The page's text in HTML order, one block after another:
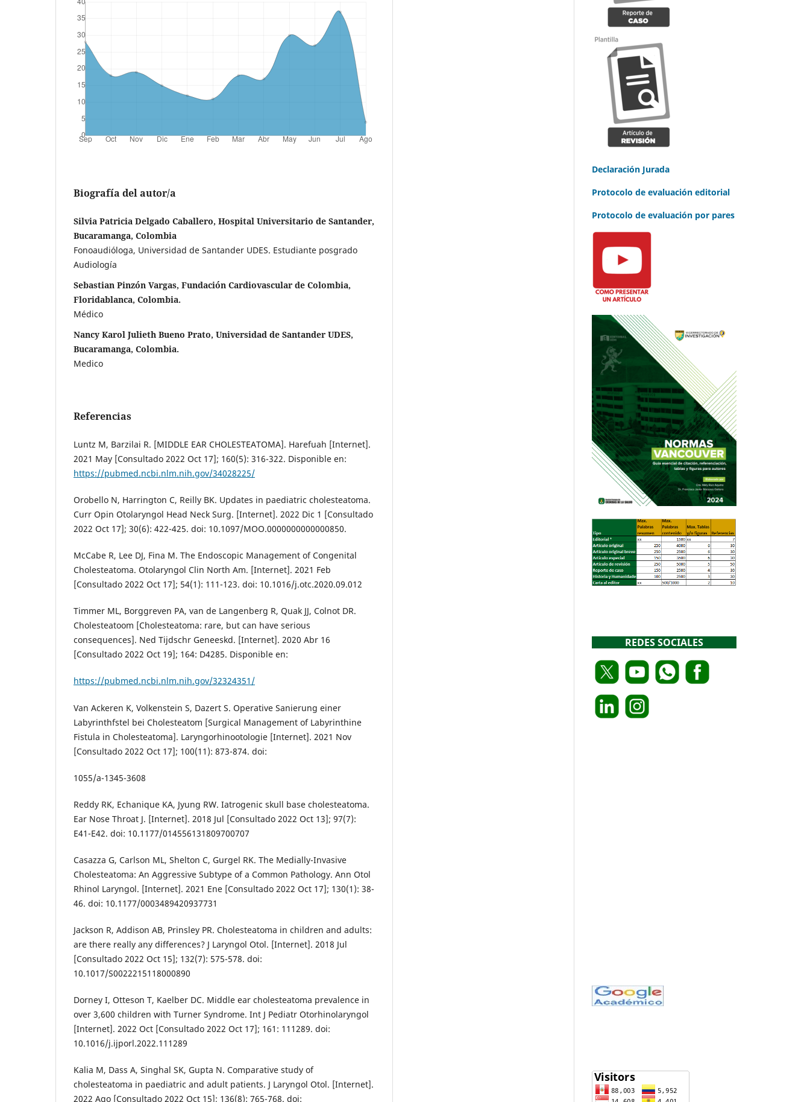
Biografía del autor/a
Silvia Patricia Delgado Caballero, Hospital Universitario de Santander,
Bucaramanga, Colombia
Fonoaudióloga, Universidad de Santander UDES. Estudiante posgrado
Audiología
Sebastian Pinzón Vargas, Fundación Cardiovascular de Colombia,
Floridablanca, Colombia.
Médico
Nancy Karol Julieth Bueno Prato, Universidad de Santander UDES,
Bucaramanga, Colombia.
Medico
Referencias
Luntz M, Barzilai R. [MIDDLE EAR CHOLESTEATOMA]. Harefuah [Internet].
2021 May [Consultado 2022 Oct 17]; 160(5): 316-322. Disponible en:
https://pubmed.ncbi.nlm.nih.gov/34028225/
Orobello N, Harrington C, Reilly BK. Updates in paediatric cholesteatoma.
Curr Opin Otolaryngol Head Neck Surg. [Internet]. 2022 Dic 1 [Consultado
2022 Oct 17]; 30(6): 422-425. doi: 10.1097/MOO.0000000000000850.
McCabe R, Lee DJ, Fina M. The Endoscopic Management of Congenital
Cholesteatoma. Otolaryngol Clin North Am. [Internet]. 2021 Feb
[Consultado 2022 Oct 17]; 54(1): 111-123. doi: 10.1016/j.otc.2020.09.012
Timmer ML, Borggreven PA, van de Langenberg R, Quak JJ, Colnot DR.
Cholesteatoom [Cholesteatoma: rare, but can have serious
consequences]. Ned Tijdschr Geneeskd. [Internet]. 2020 Abr 16
[Consultado 2022 Oct 19]; 164: D4285. Disponible en:
https://pubmed.ncbi.nlm.nih.gov/32324351/
Van Ackeren K, Volkenstein S, Dazert S. Operative Sanierung einer
Labyrinthfstel bei Cholesteatom [Surgical Management of Labyrinthine
Fistula in Cholesteatoma]. Laryngorhinootologie [Internet]. 2021 Nov
[Consultado 2022 Oct 17]; 100(11): 873-874. doi:
1055/a-1345-3608
Reddy RK, Echanique KA, Jyung RW. Iatrogenic skull base cholesteatoma.
Ear Nose Throat J. [Internet]. 2018 Jul [Consultado 2022 Oct 13]; 97(7):
E41-E42. doi: 10.1177/014556131809700707
Casazza G, Carlson ML, Shelton C, Gurgel RK. The Medially-Invasive
Cholesteatoma: An Aggressive Subtype of a Common Pathology. Ann Otol
Rhinol Laryngol. [Internet]. 2021 Ene [Consultado 2022 Oct 17]; 130(1): 38-
46. doi: 10.1177/0003489420937731
Jackson R, Addison AB, Prinsley PR. Cholesteatoma in children and adults:
are there really any differences? J Laryngol Otol. [Internet]. 2018 Jul
[Consultado 2022 Oct 15]; 132(7): 575-578. doi:
10.1017/S0022215118000890
Dorney I, Otteson T, Kaelber DC. Middle ear cholesteatoma prevalence in
over 3,600 children with Turner Syndrome. Int J Pediatr Otorhinolaryngol
[Internet]. 2022 Oct [Consultado 2022 Oct 17]; 161: 111289. doi:
10.1016/j.ijporl.2022.111289
Kalia M, Dass A, Singhal SK, Gupta N. Comparative study of
cholesteatoma in paediatric and adult patients. J Laryngol Otol. [Internet].
2022 Ago [Consultado 2022 Oct 15]; 136(8): 765-768. doi:
Declaración Jurada
Protocolo de evaluación editorial
Protocolo de evaluación por pares
REDES SOCIALES